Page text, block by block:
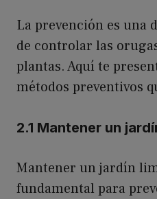
La prevención es una
de controlar las
plantas. Aquí te
métodos preventivos
2.1 Mantener un
Mantener un jardín
fundamental para